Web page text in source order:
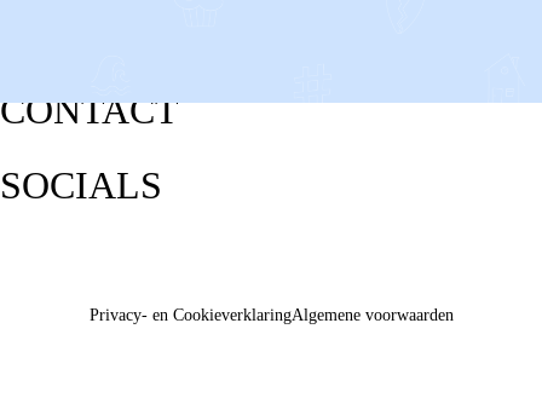
CONTACT
SOCIALS
Privacy- en CookieverklaringAlgemene voorwaarden